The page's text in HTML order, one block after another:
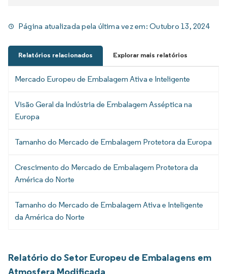
Página atualizada pela última vez em:Outubro 13, 2024
Relatórios relacionados Explorar mais relatórios
Mercado Europeu de Embalagem Ativa e Inteligente
Visão Geral da Indústria de Embalagem Asséptica na
Europa
Tamanho do Mercado de Embalagem Protetora da Europa
Crescimento do Mercado de Embalagem Protetora da
América do Norte
Tamanho do Mercado de Embalagem Ativa e Inteligente
da América do Norte
Relatório do Setor Europeu de Embalagens em